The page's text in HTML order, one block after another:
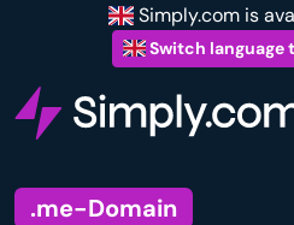
Simply.com is
Switch language
.me-Domain